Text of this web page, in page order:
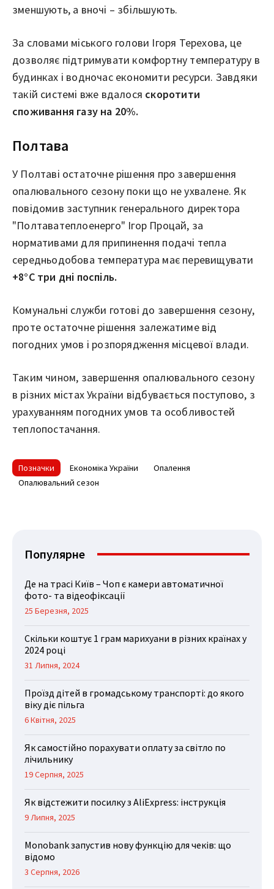
зменшують, а вночі – збільшують.
За словами міського голови Ігоря Терехова, це
дозволяє підтримувати комфортну температуру в
будинках і водночас економити ресурси. Завдяки
такій системі вже вдалося скоротити
споживання газу на 20%.
Полтава
У Полтаві остаточне рішення про завершення
опалювального сезону поки що не ухвалене. Як
повідомив заступник генерального директора
"Полтаватеплоенерго" Ігор Процай, за
нормативами для припинення подачі тепла
середньодобова температура має перевищувати
+8°C три дні поспіль.
Комунальні служби готові до завершення сезону,
проте остаточне рішення залежатиме від
погодних умов і розпорядження місцевої влади.
Таким чином, завершення опалювального сезону
в різних містах України відбувається поступово, з
урахуванням погодних умов та особливостей
теплопостачання.
Позначки Економіка України
Опалення
Опалювальний сезон
Популярне
Де на трасі Київ – Чоп є камери автоматичної
фото- та відеофіксації
25 Березня, 2025
Скільки коштує 1 грам марихуани в різних країнах у
2024 році
31 Липня, 2024
Проїзд дітей в громадському транспорті: до якого
віку діє пільга
6 Квітня, 2025
Як самостійно порахувати оплату за світло по
лічильнику
19 Серпня, 2025
Як відстежити посилку з AliExpress: інструкція
9 Липня, 2025
Monobank запустив нову функцію для чеків: що
відомо
3 Серпня, 2026